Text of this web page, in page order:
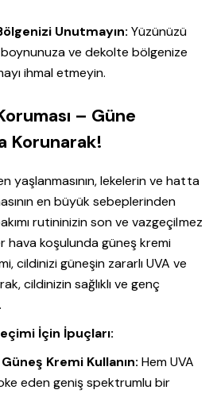
Unutmayın: Yüzünüzü
ve dekolte bölgenize
ihmal etmeyin.
– Güne
Korunarak!
yaşlanmasının, lekelerin ve hatta
en büyük sebeplerinden
rutininizin son ve vazgeçilmez
hava koşulunda güneş kremi
cildinizi güneşin zararlı UVA ve
cildinizin sağlıklı ve genç
İçin İpuçları:
Kremi Kullanın: Hem UVA
eden geniş spektrumlu bir